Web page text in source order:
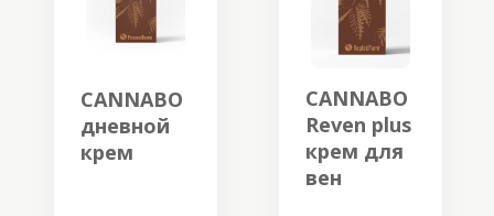
CANNABO
дневной
крем
CANNABO
Reven plus
крем для
вен